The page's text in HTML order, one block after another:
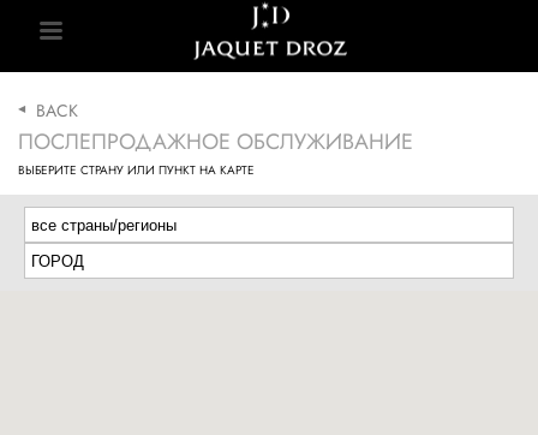
content
footer
BACK
ПОСЛЕПРОДАЖНОЕ ОБСЛУЖИВАНИЕ
ВЫБЕРИТЕ СТРАНУ ИЛИ ПУНКТ НА КАРТЕ